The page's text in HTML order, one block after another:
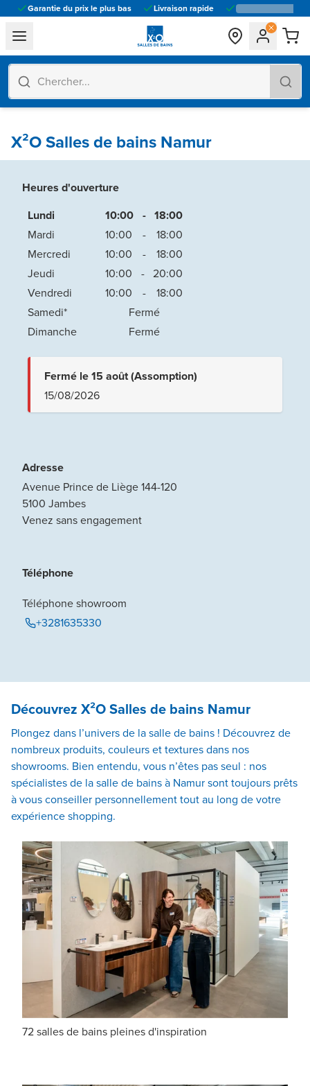
Garantie du prix le plus bas Livraison rapide
general.navigation.toggle_menu.label
X²O Salles de bains Namur
Heures d'ouverture
Lundi
10:00 - 18:00
Mardi
10:00 -
18:00
Mercredi
10:00 -
18:00
Jeudi
10:00 - 20:00
Vendredi
10:00 -
18:00
Samedi*
Fermé
Dimanche
Fermé
Fermé le 15 août (Assomption)
15/08/2026
Adresse
Avenue Prince de Liège 144-120
5100 Jambes
Venez sans engagement
Téléphone
Téléphone showroom
+3281635330
Découvrez X²O Salles de bains Namur
Plongez dans l’univers de la salle de bains ! Découvrez de
nombreux produits, couleurs et textures dans nos
showrooms. Bien entendu, vous n’êtes pas seul : nos
spécialistes de la salle de bains à Namur sont toujours prêts
à vous conseiller personnellement tout au long de votre
expérience shopping.
72 salles de bains pleines d'inspiration